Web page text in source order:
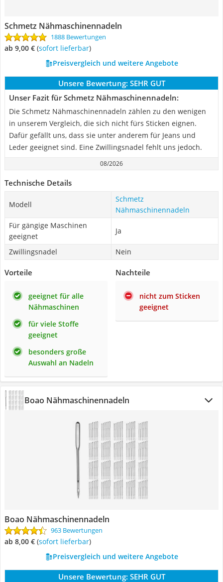
Schmetz Nähmaschinennadeln
1888 Bewertungen
ab 9,00 € ( Sofort lieferbar)
Preisvergleich und weitere Angebote
Unsere Bewertung: SEHR GUT
Unser Fazit für Schmetz Nähmaschinennadeln:
Die Schmetz Nähmaschinennadeln zählen zu den wenigen
in unserem Vergleich, die sich nicht fürs Sticken eignen.
Dafür gefällt uns, dass sie unter anderem für Jeans und
Leder geeignet sind. Eine Zwillingsnadel fehlt uns jedoch.
08/2026
Technische Details
Modell
Schmetz
Nähmaschinennadeln
Für gängige Maschinen
geeignet
Ja
Zwillingsnadel Nein
Vorteile
geeignet für alle
Nähmaschinen
für viele Stoffe
geeignet
besonders große
Auswahl an Nadeln
Nachteile
nicht zum Sticken
geeignet
Boao Nähmaschinennadeln
Boao Nähmaschinennadeln
963 Bewertungen
ab 8,00 € ( Sofort lieferbar)
Preisvergleich und weitere Angebote
Unsere Bewertung: SEHR GUT